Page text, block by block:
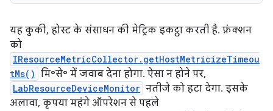
यह कुकी, होस्ट के संसाधन की मेट्रिक इकट्ठा करती है. फ़ंक्शन
को
IResourceMetricCollector.getHostMetricizeTimeou
tMs() मि॰से॰ में जवाब देना होगा. ऐसा न होने पर,
LabResourceDeviceMonitor नतीजे को हटा देगा. इसके
अलावा, कृपया महंगे ऑपरेशन से पहले